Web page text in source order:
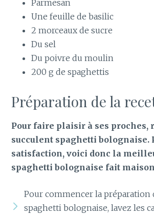
Parmesan
Une feuille de basilic
2 morceaux de sucre
Du sel
Du poivre du moulin
200 g de spaghettis
Préparation de la
Pour faire plaisir à ses proches,
succulent spaghetti bolognaise.
satisfaction, voici donc la
spaghetti bolognaise fait
Pour commencer la préparation
spaghetti bolognaise, lavez les